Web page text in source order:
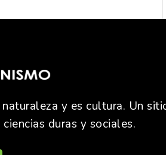
y es cultura. Un
duras y sociales.